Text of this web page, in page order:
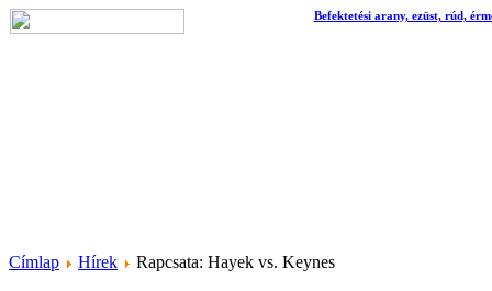
Befektetési arany, ezüst, rúd,
Címlap Hírek Rapcsata: Hayek vs. Keynes